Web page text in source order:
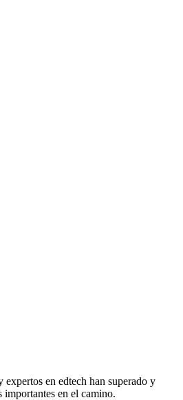
expertos en edtech han superado y
importantes en el camino.